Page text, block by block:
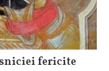
fericite